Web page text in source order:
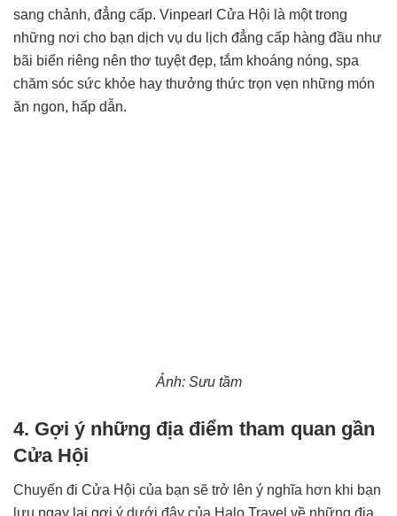
sang chảnh, đẳng cấp. Vinpearl Cửa Hội là một trong
những nơi cho bạn dịch vụ du lịch đẳng cấp hàng đầu như
bãi biển riêng nên thơ tuyệt đẹp, tắm khoáng nóng, spa
chăm sóc sức khỏe hay thưởng thức trọn vẹn những món
ăn ngon, hấp dẫn.
Ảnh: Sưu tầm
4. Gợi ý những địa điểm tham quan gần
Cửa Hội
Chuyến đi Cửa Hội của bạn sẽ trở lên ý nghĩa hơn khi bạn
lưu ngay lại gợi ý dưới đây của Halo Travel về những địa